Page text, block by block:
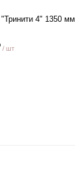
4" 1350 мм
/ шт